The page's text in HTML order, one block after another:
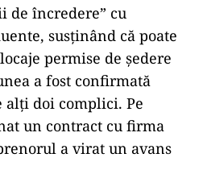
de încredere” cu
susținând că poate
permise de ședere
a fost confirmată
doi complici. Pe
un contract cu firma
a virat un avans